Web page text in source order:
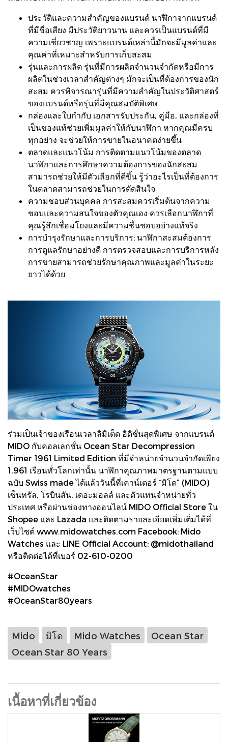
ประวัติและความสำคัญของแบรนด์ นาฬิกาจากแบรนด์
ที่มีชื่อเสียง มีประวัติยาวนาน และควรเป็นแบรนด์ที่มี
ความเชี่ยวชาญ เพราะแบรนด์เหล่านี้มักจะมีมูลค่าและ
คุณค่าที่เหมาะสำหรับการเก็บสะสม
รุ่นและการผลิต รุ่นที่มีการผลิตจำนวนจำกัดหรือมีการ
ผลิตในช่วงเวลาสำคัญต่างๆ มักจะเป็นที่ต้องการของนัก
สะสม ควรพิจารณารุ่นที่มีความสำคัญในประวัติศาสตร์
ของแบรนด์หรือรุ่นที่มีคุณสมบัติพิเศษ
กล่องและใบกำกับ เอกสารรับประกัน, คู่มือ, และกล่องที่
เป็นของแท้ช่วยเพิ่มมูลค่าให้กับนาฬิกา หากคุณมีครบ
ทุกอย่าง จะช่วยให้การขายในอนาคตง่ายขึ้น
ตลาดและแนวโน้ม การติดตามแนวโน้มของตลาด
นาฬิกาและการศึกษาความต้องการของนักสะสม
สามารถช่วยให้มีตัวเลือกที่ดีขึ้น รู้ว่าอะไรเป็นที่ต้องการ
ในตลาดสามารถช่วยในการตัดสินใจ
ความชอบส่วนบุคคล การสะสมควรเริ่มต้นจากความ
ชอบและความสนใจของตัวคุณเอง ควรเลือกนาฬิกาที่
คุณรู้สึกเชื่อมโยงและมีความชื่นชอบอย่างแท้จริง
การบำรุงรักษาและการบริการ: นาฬิกาสะสมต้องการ
การดูแลรักษาอย่างดี การตรวจสอบและการบริการหลัง
การขายสามารถช่วยรักษาคุณภาพและมูลค่าในระยะ
ยาวได้ด้วย
ร่วมเป็นเจ้าของเรือนเวลาลิมิเต็ด อิดิชั่นสุดพิเศษ จากแบรนด์
MIDO กับคอลเลกชั่น Ocean Star Decompression
Timer 1961 Limited Edition ที่มีจำหน่ายจำนวนจำกัดเพียง
1,961 เรือนทั่วโลกเท่านั้น นาฬิกาคุณภาพมาตรฐานตามแบบ
ฉบับ Swiss made ได้แล้ววันนี้ที่เคาน์เตอร์ “มิโด” (MIDO)
เซ็นทรัล, โรบินสัน, เดอะมอลล์ และตัวแทนจำหน่ายทั่ว
ประเทศ หรือผ่านช่องทางออนไลน์ MIDO Official Store ใน
Shopee และ Lazada และติดตามรายละเอียดเพิ่มเติ่มได้ที่
เว็บไซต์ www.midowatches.com Facebook: Mido
Watches และ LINE Official Account: @midothailand
หรือติดต่อได้ที่เบอร์ 02-610-0200
#OceanStar
#MIDOwatches
#OceanStar80years
Mido มิโด Mido Watches
Ocean Star
Ocean Star 80 Years
เนื้อหาที่เกี่ยวข้อง